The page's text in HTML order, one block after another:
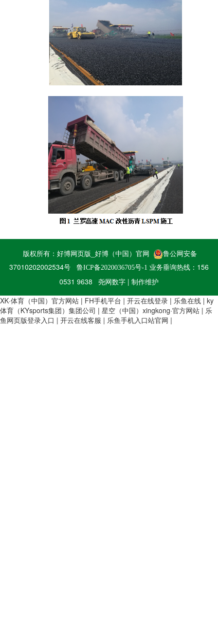
版权所有： 好博网页版_好博（中国）官网
鲁公网安备
37010202002534号
鲁ICP备2020036705号-1 业务垂询热线：156
0531 9638 尧网数字 | 制作维护
XK·体育（中国）官方网站 | FH手机平台 | 开云在线登录 | 乐鱼在线 | ky
体育（KYsports集团）集团公司 | 星空（中国）xingkong·官方网站 | 乐
鱼网页版登录入口 | 开云在线客服 | 乐鱼手机入口站官网 |